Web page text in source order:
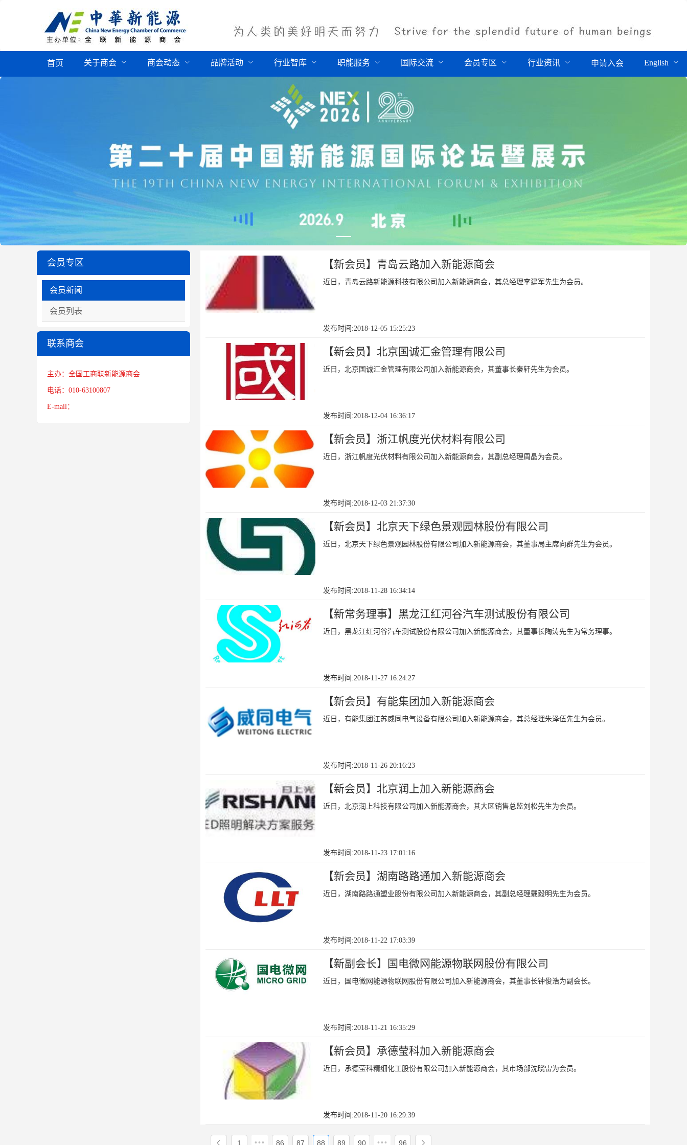
首页 关于商会 商会动态 品牌活动 行业智库 职能服务 国际交流 会员专区 行业资讯 申请入会 English
会员专区
会员新闻
会员列表
联系商会
主办：全国工商联新能源商会
电话：010-63100807
E-mail：
【新会员】青岛云路加入新能源商会
近日，青岛云路新能源科技有限公司加入新能源商会，其总经理李建军先生为会员。
发布时间:2018-12-05 15:25:23
【新会员】北京国诚汇金管理有限公司
近日，北京国诚汇金管理有限公司加入新能源商会，其董事长秦轩先生为会员。
发布时间:2018-12-04 16:36:17
【新会员】浙江帆度光伏材料有限公司
近日，浙江帆度光伏材料有限公司加入新能源商会，其副总经理周晶为会员。
发布时间:2018-12-03 21:37:30
【新会员】北京天下绿色景观园林股份有限公司
近日，北京天下绿色景观园林股份有限公司加入新能源商会，其董事局主席向群先生为会员。
发布时间:2018-11-28 16:34:14
【新常务理事】黑龙江红河谷汽车测试股份有限公司
近日，黑龙江红河谷汽车测试股份有限公司加入新能源商会，其董事长陶涛先生为常务理事。
发布时间:2018-11-27 16:24:27
【新会员】有能集团加入新能源商会
近日，有能集团江苏威同电气设备有限公司加入新能源商会，其总经理朱泽伍先生为会员。
发布时间:2018-11-26 20:16:23
【新会员】北京润上加入新能源商会
近日，北京润上科技有限公司加入新能源商会，其大区销售总监刘松先生为会员。
发布时间:2018-11-23 17:01:16
【新会员】湖南路路通加入新能源商会
近日，湖南路路通塑业股份有限公司加入新能源商会，其副总经理戴毅明先生为会员。
发布时间:2018-11-22 17:03:39
【新副会长】国电微网能源物联网股份有限公司
近日，国电微网能源物联网股份有限公司加入新能源商会，其董事长钟俊浩为副会长。
发布时间:2018-11-21 16:35:29
【新会员】承德莹科加入新能源商会
近日，承德莹科精细化工股份有限公司加入新能源商会，其市场部沈晓雷为会员。
发布时间:2018-11-20 16:29:39
1 ••• 86 87 88 89 90 ••• 96